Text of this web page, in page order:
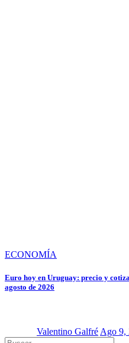
ECONOMÍA
Euro hoy en Uruguay: precio y
agosto de 2026
Valentino GalfréAgo 9,